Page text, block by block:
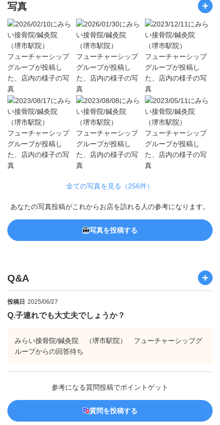
写真
全ての写真を見る（256件）
あなたの写真投稿がこれからお店を訪れる人の参考になります。
写真を投稿する
Q&A
投稿日 2025/06/27
Q.子連れでも大丈夫でしょうか？
みらい接骨院/鍼灸院 （堺市駅院） フューチャーシップグ
ループからの回答待ち
参考になる質問投稿でポイントゲット
質問を投稿する